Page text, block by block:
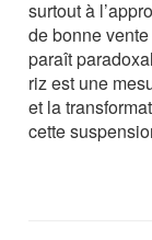
surtout à
de bonne
paraît
riz est une
et la
cette